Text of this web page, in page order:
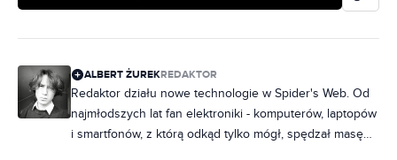
ALBERT ŻUREKREDAKTOR
Redaktor działu nowe technologie w Spider's Web. Od
najmłodszych lat fan elektroniki - komputerów, laptopów
i smartfonów, z którą odkąd tylko mógł, spędzał masę